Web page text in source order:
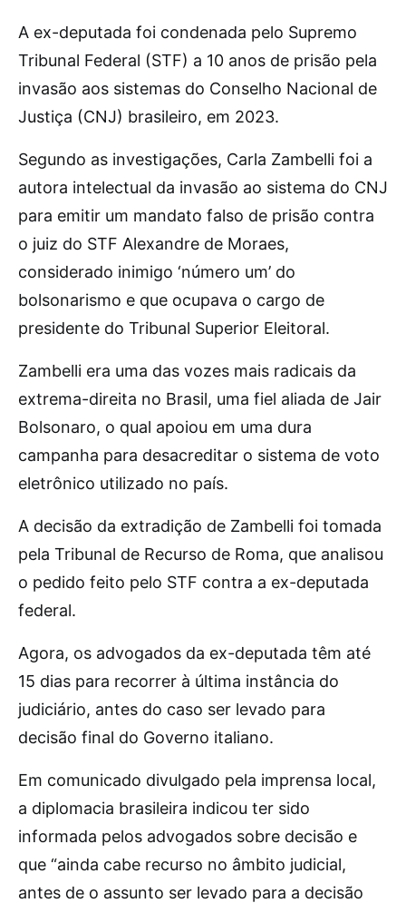
A ex-deputada foi condenada pelo Supremo
Tribunal Federal (STF) a 10 anos de prisão pela
invasão aos sistemas do Conselho Nacional de
Justiça (CNJ) brasileiro, em 2023.
Segundo as investigações, Carla Zambelli foi a
autora intelectual da invasão ao sistema do CNJ
para emitir um mandato falso de prisão contra
o juiz do STF Alexandre de Moraes,
considerado inimigo ‘número um’ do
bolsonarismo e que ocupava o cargo de
presidente do Tribunal Superior Eleitoral.
Zambelli era uma das vozes mais radicais da
extrema-direita no Brasil, uma fiel aliada de Jair
Bolsonaro, o qual apoiou em uma dura
campanha para desacreditar o sistema de voto
eletrônico utilizado no país.
A decisão da extradição de Zambelli foi tomada
pela Tribunal de Recurso de Roma, que analisou
o pedido feito pelo STF contra a ex-deputada
federal.
Agora, os advogados da ex-deputada têm até
15 dias para recorrer à última instância do
judiciário, antes do caso ser levado para
decisão final do Governo italiano.
Em comunicado divulgado pela imprensa local,
a diplomacia brasileira indicou ter sido
informada pelos advogados sobre decisão e
que “ainda cabe recurso no âmbito judicial,
antes de o assunto ser levado para a decisão